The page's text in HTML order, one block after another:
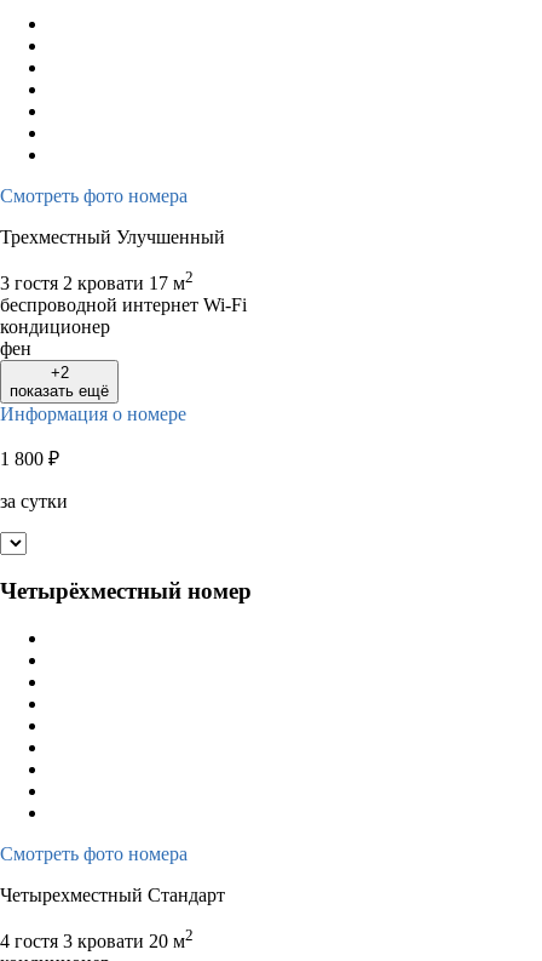
Смотреть фото номера
Трехместный Улучшенный
3 гостя 2 кровати 17 м2
беспроводной интернет Wi-Fi
кондиционер
фен
+2
показать ещё
Информация о номере
1 800 ₽
за сутки
Четырёхместный номер
Смотреть фото номера
Четырехместный Стандарт
4 гостя 3 кровати 20 м2